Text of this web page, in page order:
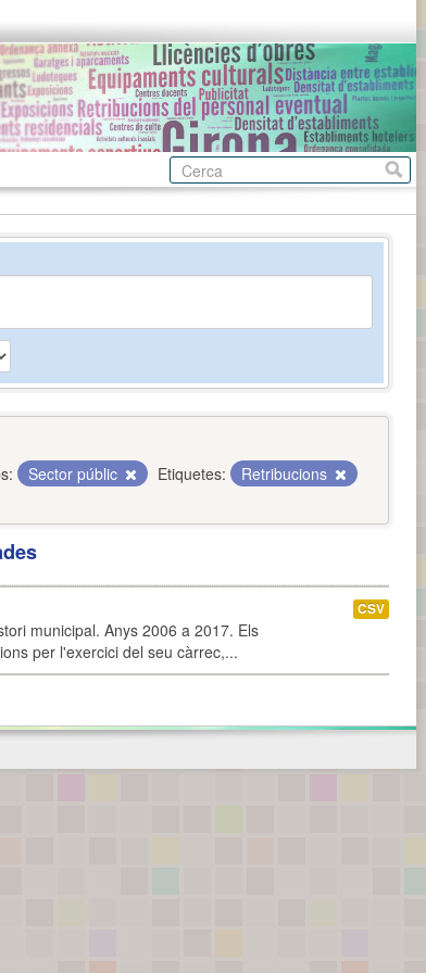
Sector públic Etiquetes:
Retribucions
municipal. Anys 2006 a 2017. Els
per l'exercici del seu càrrec,...
CSV